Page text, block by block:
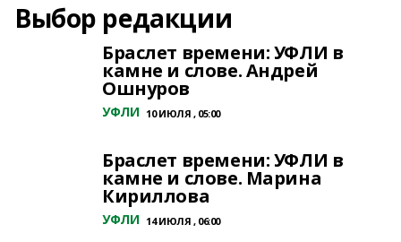
Выбор редакции
Браслет времени: УФЛИ в
камне и слове. Андрей
Ошнуров
УФЛИ 10 ИЮЛЯ , 05:00
Браслет времени: УФЛИ в
камне и слове. Марина
Кириллова
УФЛИ 14 ИЮЛЯ , 06:00